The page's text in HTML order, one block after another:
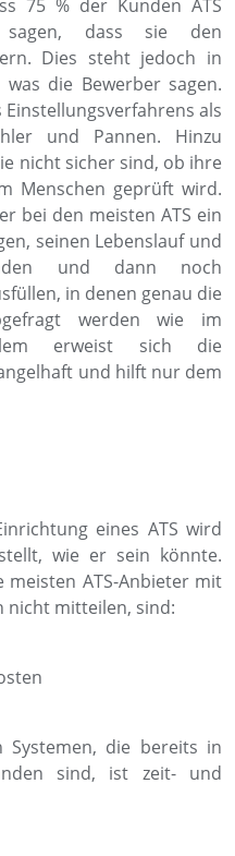
75 % der Kunden ATS
dass sie den
Dies steht jedoch in
die Bewerber sagen.
als
und Pannen. Hinzu
nicht sicher sind, ob ihre
Menschen geprüft wird.
bei den meisten ATS ein
seinen Lebenslauf und
und dann noch
in denen genau die
werden wie im
erweist sich die
und hilft nur dem
eines ATS wird
wie er sein könnte.
meisten ATS-Anbieter mit
nicht mitteilen, sind:
die bereits in
sind, ist zeit- und